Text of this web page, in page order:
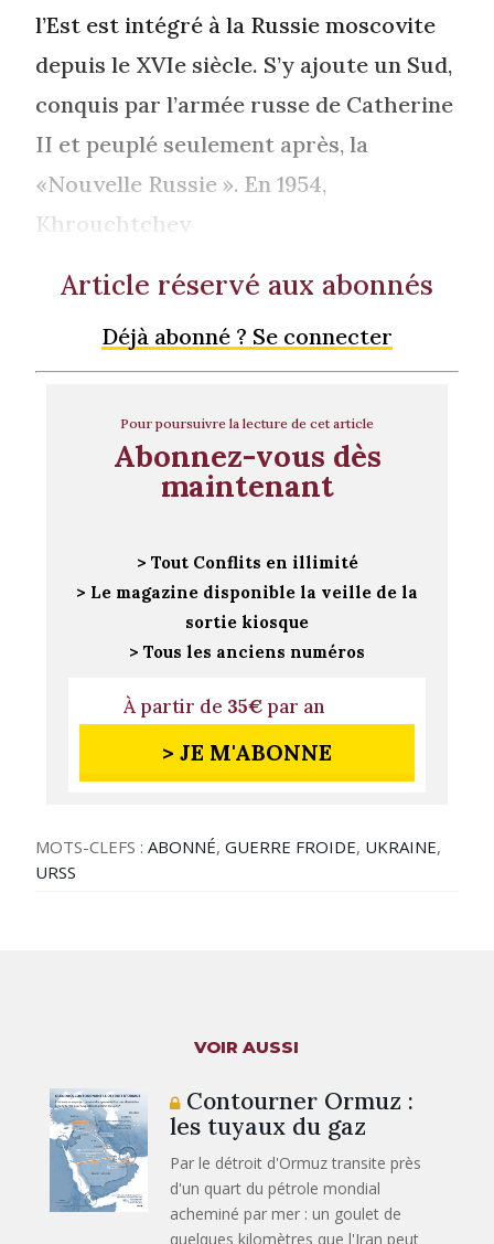
l’Est est intégré à la Russie moscovite
depuis le XVIe siècle. S’y ajoute un Sud,
conquis par l’armée russe de Catherine
II et peuplé seulement après, la
«Nouvelle Russie ». En 1954,
Khrouchtchev
Article réservé aux abonnés
Déjà abonné ? Se connecter
Pour poursuivre la lecture de cet article
Abonnez-vous dès
maintenant
> Tout Conflits en illimité
> Le magazine disponible la veille de la
sortie kiosque
> Tous les anciens numéros
À partir de 35€par an
> JE M'ABONNE
MOTS-CLEFS :ABONNÉ,GUERRE FROIDE, UKRAINE,
URSS
VOIR AUSSI
Contourner Ormuz :
les tuyaux du gaz
Par le détroit d'Ormuz transite près
d'un quart du pétrole mondial
acheminé par mer : un goulet de
quelques kilomètres que l'Iran peut